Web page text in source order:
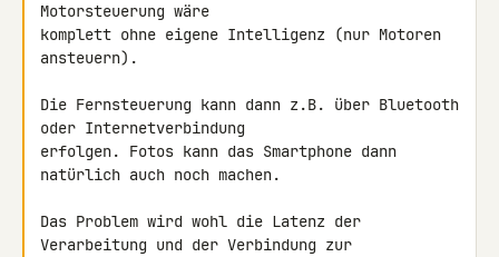
Motorsteuerung wäre
komplett ohne eigene Intelligenz (nur Motoren
ansteuern).
Die Fernsteuerung kann dann z.B. über Bluetooth
oder Internetverbindung
erfolgen. Fotos kann das Smartphone dann
natürlich auch noch machen.
Das Problem wird wohl die Latenz der
Verarbeitung und der Verbindung zur